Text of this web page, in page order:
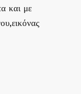
και με